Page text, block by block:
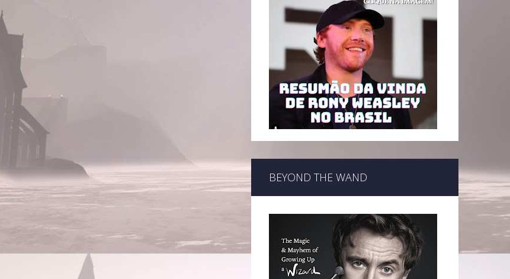
BEYOND THE WAND